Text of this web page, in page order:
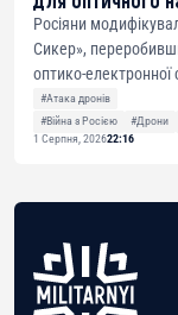
Росіяни
Сикер»,
оптико-
#Атака дронів
#Війна з Росією
#Дрони
1 Серпня, 202622:16